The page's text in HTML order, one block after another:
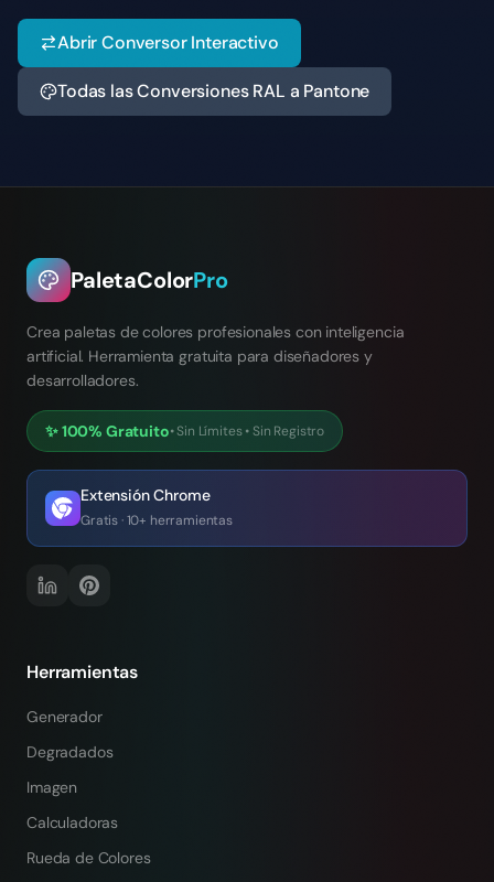
Abrir Conversor Interactivo
Todas las Conversiones RAL a Pantone
PaletaColorPro
Crea paletas de colores profesionales con inteligencia
artificial. Herramienta gratuita para diseñadores y
desarrolladores.
✨100% Gratuito•Sin Límites• Sin Registro
Extensión Chrome
Gratis · 10+ herramientas
Herramientas
Generador
Degradados
Imagen
Calculadoras
Rueda de Colores